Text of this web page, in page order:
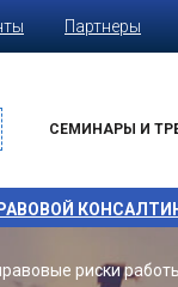
Партнеры
СЕМИНАРЫ И
риски